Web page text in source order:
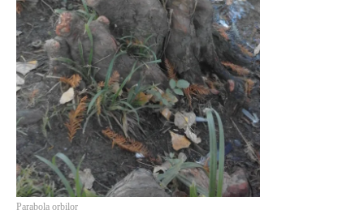
Parabola orbilor